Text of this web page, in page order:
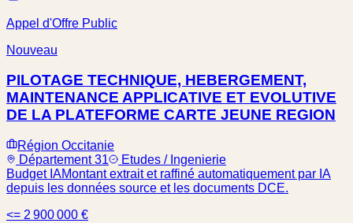
Appel d'Offre Public
Nouveau
PILOTAGE TECHNIQUE, HEBERGEMENT,
MAINTENANCE APPLICATIVE ET EVOLUTIVE
DE LA PLATEFORME CARTE JEUNE REGION
Région Occitanie
Département 31
Etudes / Ingenierie
Budget IAMontant extrait et raffiné automatiquement par IA
depuis les données source et les documents DCE.
<= 2 900 000 €